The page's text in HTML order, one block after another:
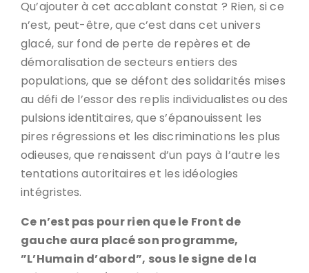
Qu’ajouter à cet accablant constat ? Rien, si ce
n’est, peut-être, que c’est dans cet univers
glacé, sur fond de perte de repères et de
démoralisation de secteurs entiers des
populations, que se défont des solidarités mises
au défi de l’essor des replis individualistes ou des
pulsions identitaires, que s’épanouissent les
pires régressions et les discriminations les plus
odieuses, que renaissent d’un pays à l’autre les
tentations autoritaires et les idéologies
intégristes.
Ce n’est pas pour rien que le Front de
gauche aura placé son programme,
”L’Humain d’abord”, sous le signe de la